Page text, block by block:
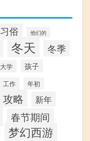
习俗 他们的
冬天 冬季
大学 孩子
工作 年初
攻略
新年
春节期间
梦幻西游